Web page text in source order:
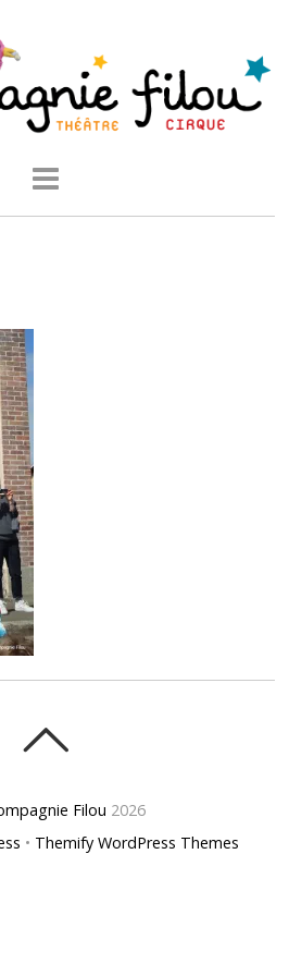
Filou 2026
• Themify WordPress Themes